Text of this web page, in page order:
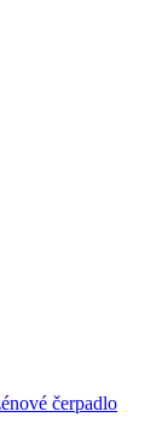
čerpadlo